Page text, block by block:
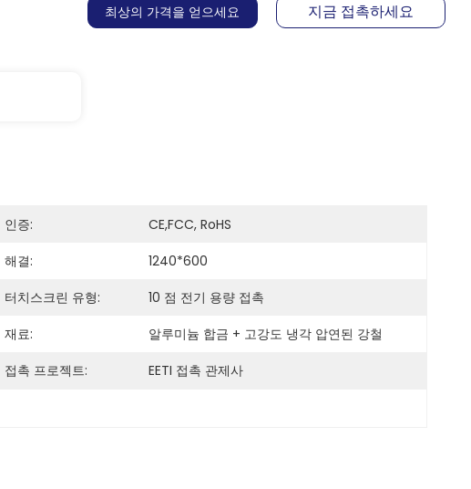
최상의 가격을 얻으세요 지금 접촉하세요
인증:
CE,FCC, RoHS
해결:
1240*600
터치스크린 유형:
10 점 전기 용량 접촉
재료:
알루미늄 합금 + 고강도 냉각 압연된 강철
접촉 프로젝트: EETI 접촉 관제사